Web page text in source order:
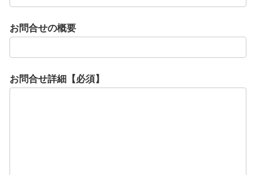
お問合せの概要
お問合せ詳細【必須】